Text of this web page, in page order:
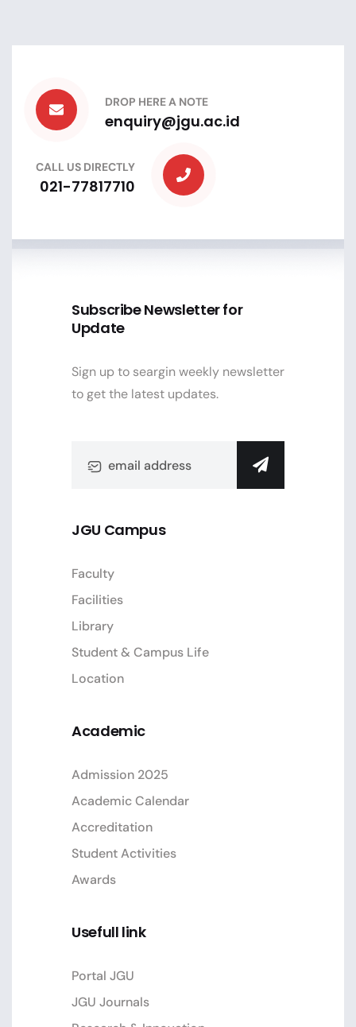
DROP HERE A NOTE
enquiry@jgu.ac.id
CALL US DIRECTLY
021-77817710
Subscribe Newsletter for
Update
Sign up to seargin weekly newsletter
to get the latest updates.
JGU Campus
Faculty
Facilities
Library
Student & Campus Life
Location
Academic
Admission 2025
Academic Calendar
Accreditation
Student Activities
Awards
Usefull link
Portal JGU
JGU Journals